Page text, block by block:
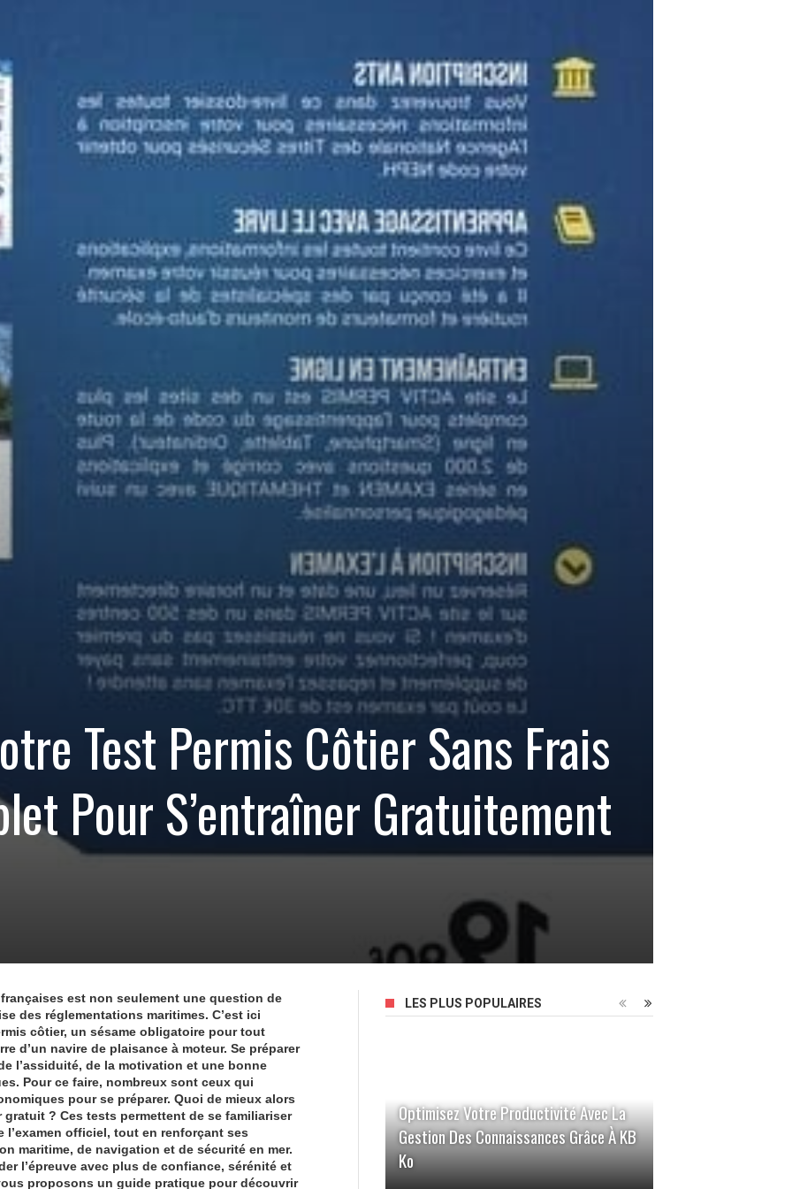
Test Permis Côtier Sans Frais
Pour S’entraîner Gratuitement
est non seulement une question de
des réglementations maritimes. C’est ici
côtier, un sésame obligatoire pour tout
d’un navire de plaisance à moteur. Se préparer
l’assiduité, de la motivation et une bonne
Pour ce faire, nombreux sont ceux qui
pour se préparer. Quoi de mieux alors
gratuit ? Ces tests permettent de se familiariser
officiel, tout en renforçant ses
maritime, de navigation et de sécurité en mer.
l’épreuve avec plus de confiance, sérénité et
proposons un guide pratique pour découvrir
LES PLUS POPULAIRES
Optimisez Votre Productivité Avec La
Gestion Des Connaissances Grâce À KB
Ko